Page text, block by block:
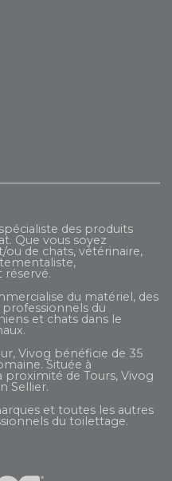
des produits
Que vous soyez
de chats, vétérinaire,
réservé.
du matériel, des
du
et chats dans le
Vivog bénéficie de 35
Située à
proximité de Tours, Vivog
Sellier.
et toutes les autres
du toilettage.